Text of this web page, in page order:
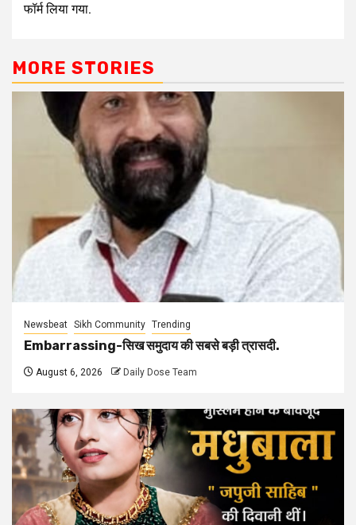
फॉर्म लिया गया.
MORE STORIES
Newsbeat Sikh Community Trending
Embarrassing-सिख समुदाय की सबसे बड़ी त्रासदी.
August 6, 2026 Daily Dose Team